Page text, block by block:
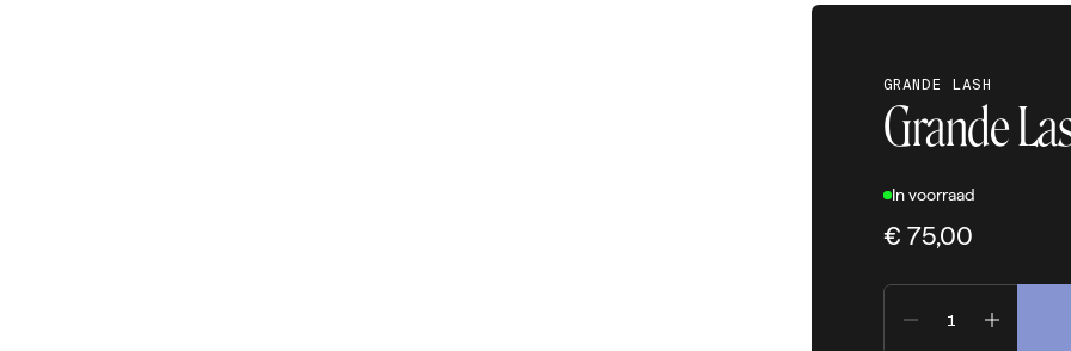
GRANDE LASH
Grande
In voorraad
€ 75,00